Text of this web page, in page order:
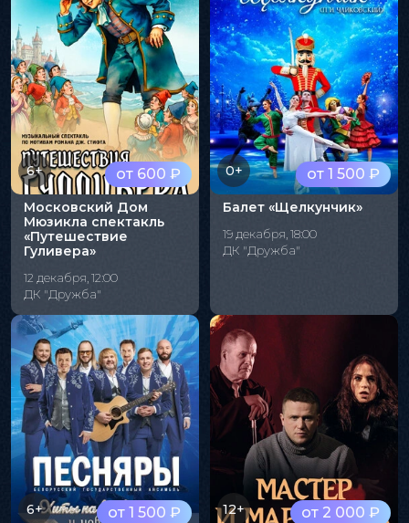
от 600 ₽
6+
Московский Дом
Мюзикла спектакль
«Путешествие
Гуливера»
12 декабря, 12:00
ДК "Дружба"
от 1 500 ₽
0+
Балет «Щелкунчик»
19 декабря, 18:00
ДК "Дружба"
от 1 500 ₽
6+ от 2 000 ₽
12+